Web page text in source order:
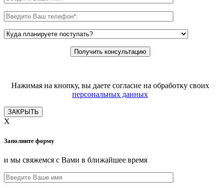
Нажимая на кнопку, вы даете согласие на обработку своих
персональных данных
ЗАКРЫТЬ
X
Заполните форму
и мы свяжемся с Вами в ближайшее время